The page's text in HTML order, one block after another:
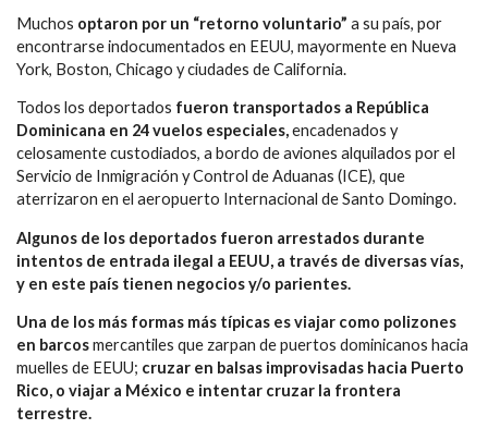
Muchos optaron por un “retorno voluntario” a su país, por
encontrarse indocumentados en EEUU, mayormente en Nueva
York, Boston, Chicago y ciudades de California.
Todos los deportados fueron transportados a República
Dominicana en 24 vuelos especiales,encadenados y
celosamente custodiados, a bordo de aviones alquilados por el
Servicio de Inmigración y Control de Aduanas (ICE), que
aterrizaron en el aeropuerto Internacional de Santo Domingo.
Algunos de los deportados fueron arrestados durante
intentos de entrada ilegal a EEUU, a través de diversas vías,
y en este país tienen negocios y/o parientes.
Una de los más formas más típicas es viajar como polizones
en barcosmercantiles que zarpan de puertos dominicanos hacia
muelles de EEUU; cruzar en balsas improvisadas hacia Puerto
Rico, o viajar a México e intentar cruzar la frontera
terrestre.